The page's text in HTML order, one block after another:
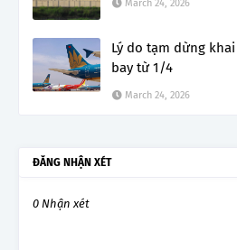
March 24, 2026
Lý do tạm dừng
bay từ 1/4
March 24, 2026
ĐĂNG NHẬN XÉT
0 Nhận xét